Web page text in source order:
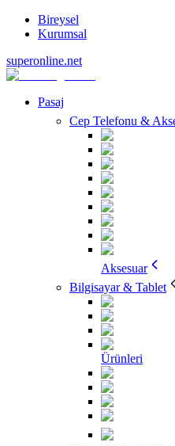
Bireysel
Kurumsal
superonline.net
Pasaj
Cep Telefonu &
Aksesuar
Bilgisayar & Tablet
Ürünleri